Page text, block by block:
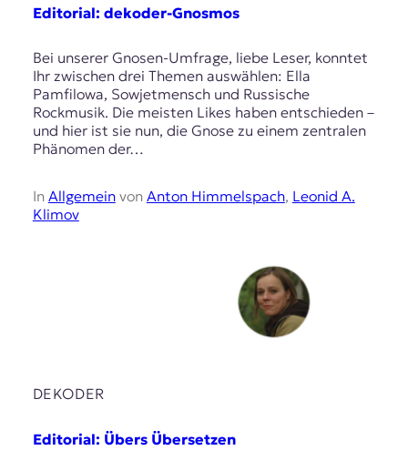
Editorial: dekoder-Gnosmos
Bei unserer Gnosen-Umfrage, liebe Leser, konntet
Ihr zwischen drei Themen auswählen: Ella
Pamfilowa, Sowjetmensch und Russische
Rockmusik. Die meisten Likes haben entschieden –
und hier ist sie nun, die Gnose zu einem zentralen
Phänomen der…
In Allgemeinvon Anton Himmelspach, Leonid A.
Klimov
DEKODER
Editorial: Übers Übersetzen